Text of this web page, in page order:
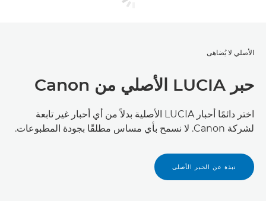
الأصلي لا يُضاهى
حبر LUCIA الأصلي من Canon
اختر دائمًا أحبار LUCIA الأصلية بدلاً من أي أحبار غير تابعة
لشركة Canon. لا نسمح بأي مساس مطلقًا بجودة المطبوعات.
نبذة عن الحبر الأصلي